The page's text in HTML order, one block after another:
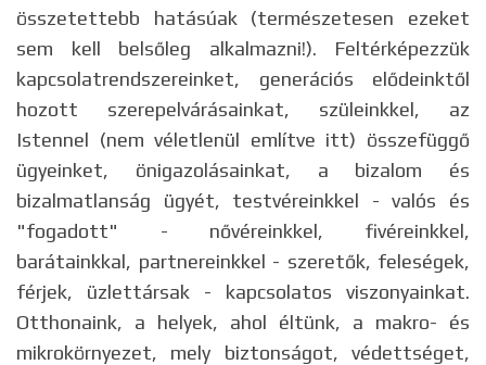
összetettebb hatásúak (természetesen ezeket
sem kell belsőleg alkalmazni!). Feltérképezzük
kapcsolatrendszereinket, generációs elődeinktől
hozott szerepelvárásainkat, szüleinkkel, az
Istennel (nem véletlenül említve itt) összefüggő
ügyeinket, önigazolásainkat, a bizalom és
bizalmatlanság ügyét, testvéreinkkel - valós és
"fogadott" - nővéreinkkel, fivéreinkkel,
barátainkkal, partnereinkkel - szeretők, feleségek,
férjek, üzlettársak - kapcsolatos viszonyainkat.
Otthonaink, a helyek, ahol éltünk, a makro- és
mikrokörnyezet, mely biztonságot, védettséget,